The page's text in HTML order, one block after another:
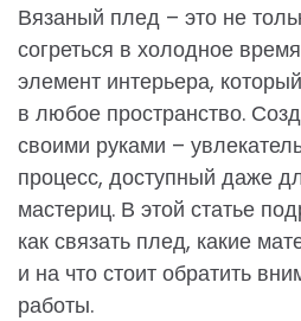
Вязаный плед – это не
согреться в холодное
элемент интерьера,
в любое пространство.
своими руками –
процесс, доступный даже
мастериц. В этой статье
как связать плед, какие
и на что стоит обратить
работы.